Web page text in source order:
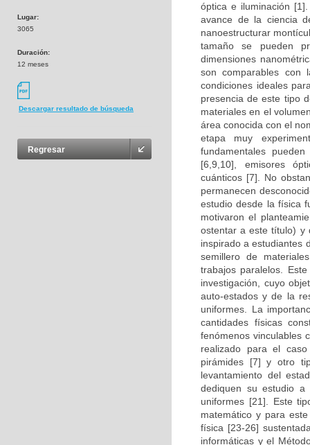
Lugar:
3065
Duración:
12 meses
Descargar resultado de búsqueda
Regresar
óptica e iluminación
avance de la ciencia
nanoestructurar
tamaño se pueden
dimensiones
son comparables con
condiciones ideales
presencia de este tipo
materiales en el
área conocida con el
etapa muy
fundamentales
[6,9,10], emisores
cuánticos [7]. No
permanecen
estudio desde la física
motivaron el
ostentar a este título) y
inspirado a estudiantes
semillero de
trabajos paralelos.
investigación, cuyo
auto-estados y de la
uniformes. La
cantidades físicas
fenómenos vinculables
realizado para el
pirámides [7] y otro
levantamiento del
dediquen su estudio a
uniformes [21]. Este
matemático y para
física [23-26]
informáticas y el